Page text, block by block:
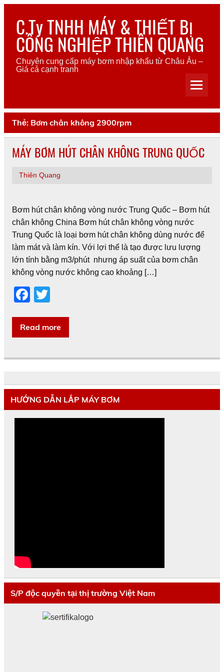
Skip
contentC.Ty TNHH MÁY & THIẾT BỊ
CÔNG NGHIỆP THIÊN QUANG
Chuyên cung cấp máy bơm nhập khẩu từ Châu Âu –
Giá cả cạnh tranh
Thẻ: Bơm chân không 2900rpm
MÁY BƠM HÚT CHÂN KHÔNG TRUNG QUỐC
Thiên Quang
Bơm hút chân không vòng nước Trung Quốc – Bơm hút
chân không China Bơm hút chân không vòng nước
Trung Quốc là loại bơm hút chân không dùng nước để
làm mát và làm kín. Với lợi thế là tạo được lưu lượng
lớn tính bằng m3/phút nhưng áp suất của bơm chân
không vòng nước không cao khoảng […]
F
c
e
b
o
k
tt
er
Read more
HƯỚNG DẪN LẮP MÁY BƠM
S/P độc quyền tại thị trường Việt Nam